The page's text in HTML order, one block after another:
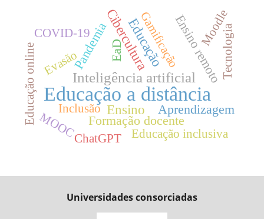
Educação a distância
Inteligência artificial
Educação
Ensino
Cibercultura
Formação docente
EaD
Pandemia Ensino remoto
Aprendizagem
Inclusão
Educação inclusiva
Gamificação
COVID-19
MOOC
Evasão
Moodle
ChatGPT
Tecnologia
Educação online
Universidades consorciadas